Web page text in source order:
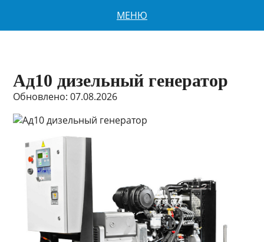
МЕНЮ
Ад10 дизельный генератор
Обновлено: 07.08.2026